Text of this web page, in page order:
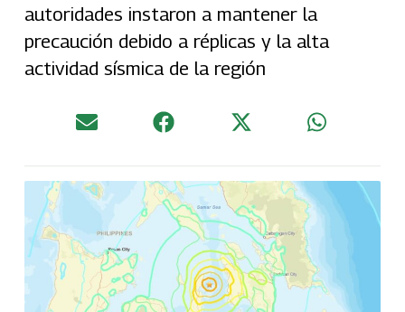
autoridades instaron a mantener la
precaución debido a réplicas y la alta
actividad sísmica de la región